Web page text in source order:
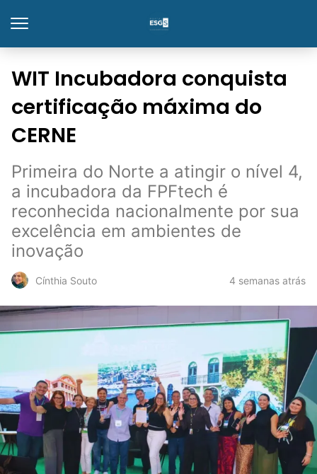
WIT Incubadora conquista
certificação máxima do
CERNE
Primeira do Norte a atingir o nível 4,
a incubadora da FPFtech é
reconhecida nacionalmente por sua
excelência em ambientes de
inovação
Cínthia Souto 4 semanas atrás